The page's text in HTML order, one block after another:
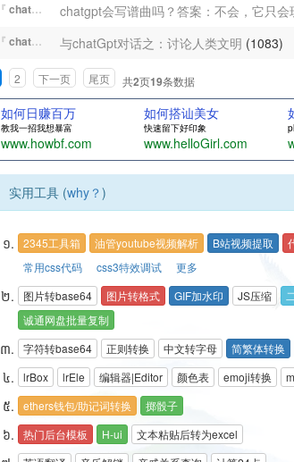
『 chatGPT 』
chatgpt会写谱曲吗？答案：不会，它只会
『 chatGPT 』
与chatGpt对话之：讨论人类文明 (1083)
2 下一页 尾页 共2页19条数据
如何日赚百万
教我一招我想暴富
www.howbf.com
如何搭讪美女
快速留下好印象
www.helloGirl.com
实用工具 (why？)
2345工具箱 油管youtube视频解析 B站视频提取
常用css代码
css3特效调试
更多
图片转base64
图片转格式 GIF加水印 JS压缩
诚通网盘批量复制
字符转base64
正则转换 中文转字母 简繁体转换
lrBox
lrEle 编辑器|Editor 颜色表 emoji转换
ethers钱包/助记词转换
掷骰子
热门后台模板
H-ui
文本粘贴后转为excel